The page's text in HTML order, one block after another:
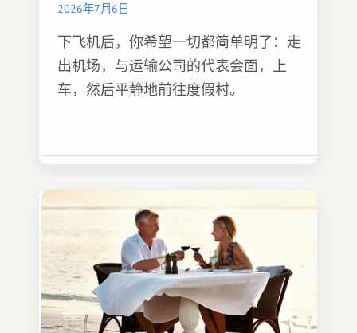
2026年7月6日
下飞机后，你希望一切都简单明了：走
出机场，与运输公司的代表会面，上
车，然后平静地前往度假村。